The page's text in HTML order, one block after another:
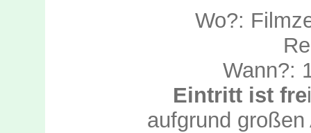
Wo?:
Wann?:
Eintritt ist fre
aufgrund